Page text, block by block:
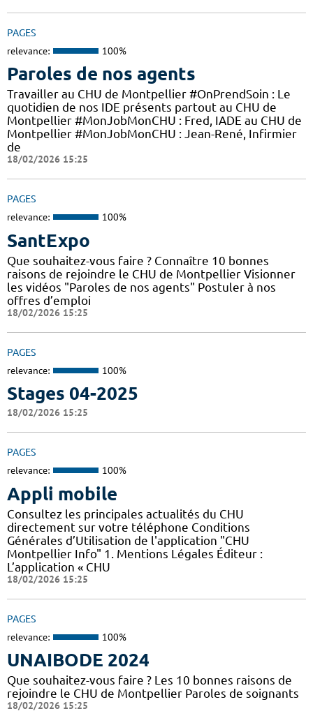
PAGES
relevance: 100%
Paroles de nos agents
Travailler au CHU de Montpellier #OnPrendSoin : Le
quotidien de nos IDE présents partout au CHU de
Montpellier #MonJobMonCHU : Fred, IADE au CHU de
Montpellier #MonJobMonCHU : Jean-René, Infirmier
de
18/02/2026 15:25
PAGES
relevance: 100%
SantExpo
Que souhaitez-vous faire ? Connaître 10 bonnes
raisons de rejoindre le CHU de Montpellier Visionner
les vidéos "Paroles de nos agents" Postuler à nos
offres d’emploi
18/02/2026 15:25
PAGES
relevance: 100%
Stages 04-2025
18/02/2026 15:25
PAGES
relevance: 100%
Appli mobile
Consultez les principales actualités du CHU
directement sur votre téléphone Conditions
Générales d’Utilisation de l'application "CHU
Montpellier Info" 1. Mentions Légales Éditeur :
L’application « CHU
18/02/2026 15:25
PAGES
relevance: 100%
UNAIBODE 2024
Que souhaitez-vous faire ? Les 10 bonnes raisons de
rejoindre le CHU de Montpellier Paroles de soignants
18/02/2026 15:25